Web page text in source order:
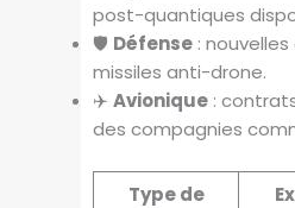
post-quantiques
🛡️ Défense :
missiles anti-drone.
✈️Avionique :
des compagnies
Type de